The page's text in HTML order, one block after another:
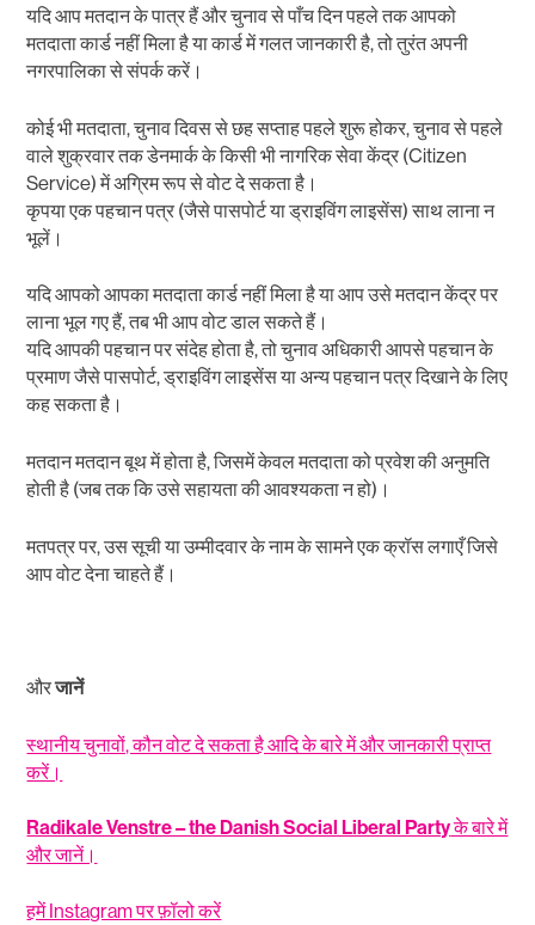
यदि आप मतदान के पात्र हैं और चुनाव से पाँच दिन पहले तक आपको
मतदाता कार्ड नहीं मिला है या कार्ड में गलत जानकारी है, तो तुरंत अपनी
नगरपालिका से संपर्क करें।
कोई भी मतदाता, चुनाव दिवस से छह सप्ताह पहले शुरू होकर, चुनाव से पहले
वाले शुक्रवार तक डेनमार्क के किसी भी नागरिक सेवा केंद्र (Citizen
Service) में अग्रिम रूप से वोट दे सकता है।
कृपया एक पहचान पत्र (जैसे पासपोर्ट या ड्राइविंग लाइसेंस) साथ लाना न
भूलें।
यदि आपको आपका मतदाता कार्ड नहीं मिला है या आप उसे मतदान केंद्र पर
लाना भूल गए हैं, तब भी आप वोट डाल सकते हैं।
यदि आपकी पहचान पर संदेह होता है, तो चुनाव अधिकारी आपसे पहचान के
प्रमाण जैसे पासपोर्ट, ड्राइविंग लाइसेंस या अन्य पहचान पत्र दिखाने के लिए
कह सकता है।
मतदान मतदान बूथ में होता है, जिसमें केवल मतदाता को प्रवेश की अनुमति
होती है (जब तक कि उसे सहायता की आवश्यकता न हो)।
मतपत्र पर, उस सूची या उम्मीदवार के नाम के सामने एक क्रॉस लगाएँ जिसे
आप वोट देना चाहते हैं।
औरजानें
स्थानीय चुनावों, कौन वोट दे सकता है आदि के बारे में और जानकारी प्राप्त
करें।
Radikale Venstre – the Danish Social Liberal Partyके बारे में
और जानें।
हमें Instagram पर फ़ॉलो करें